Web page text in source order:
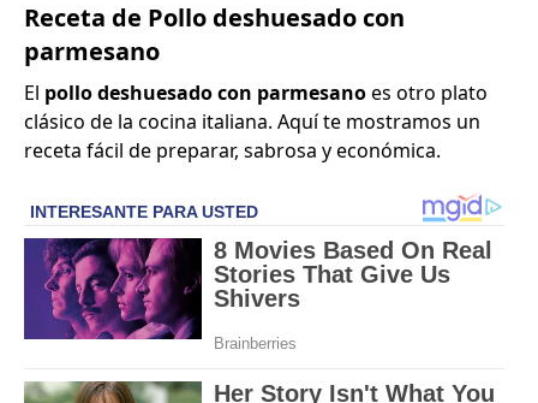
Receta de Pollo deshuesado con
parmesano
El pollo deshuesado con parmesanoes otro plato
clásico de la cocina italiana. Aquí te mostramos un
receta fácil de preparar, sabrosa y económica.